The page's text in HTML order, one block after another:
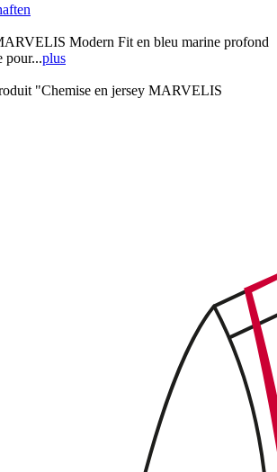
Modern Fit en bleu marine profond
pour...plus
"Chemise en jersey MARVELIS